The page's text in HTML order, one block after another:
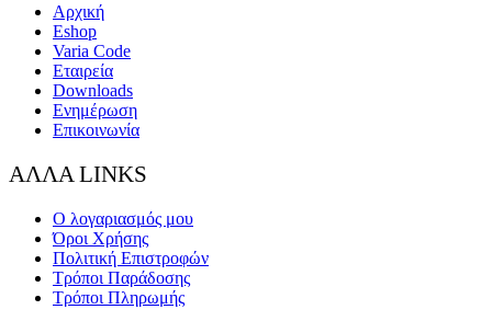
Αρχική
Eshop
Varia Code
Εταιρεία
Downloads
Ενημέρωση
Επικοινωνία
ΑΛΛΑ LINKS
Ο λογαριασμός μου
Όροι Χρήσης
Πολιτική Επιστροφών
Τρόποι Παράδοσης
Τρόποι Πληρωμής